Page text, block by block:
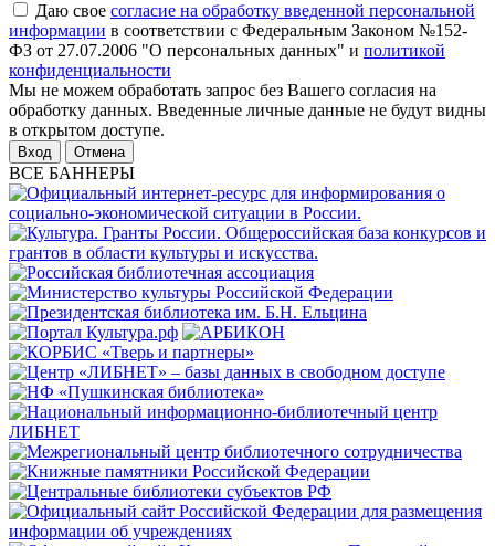
Даю свое согласие на обработку введенной персональной
информации в соответствии с Федеральным Законом №152-
ФЗ от 27.07.2006 "О персональных данных" и политикой
конфиденциальности
Мы не можем обработать запрос без Вашего согласия на
обработку данных. Введенные личные данные не будут видны
в открытом доступе.
Отмена
ВСЕ БАННЕРЫ